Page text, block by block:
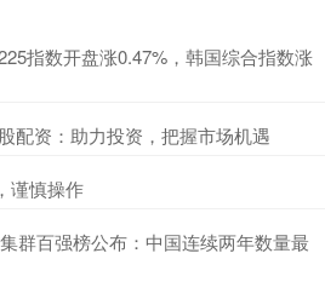
指数开盘涨0.47%，韩国综合指数涨
配资：助力投资，把握市场机遇
谨慎操作
群百强榜公布：中国连续两年数量最